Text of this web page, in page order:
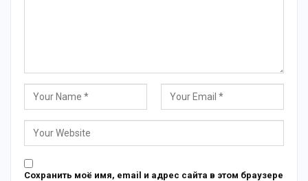
Сохранить моё имя, email и адрес сайта в этом браузере